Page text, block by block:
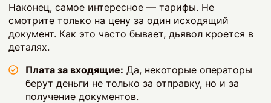
Наконец, самое интересное — тарифы. Не
смотрите только на цену за один исходящий
документ. Как это часто бывает, дьявол кроется в
деталях.
Плата за входящие: Да, некоторые операторы
берут деньги не только за отправку, но и за
получение документов.